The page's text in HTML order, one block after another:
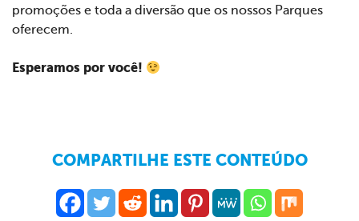
promoções e toda a diversão que os nossos Parques
oferecem.
Esperamos por você!
COMPARTILHE ESTE CONTEÚDO